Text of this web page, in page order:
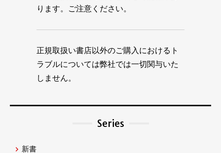
ります。ご注意ください。
正規取扱い書店以外のご購入におけるト
ラブルについては弊社では一切関与いた
しません。
Series
新書